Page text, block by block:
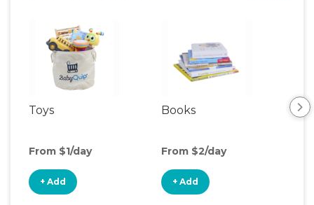
Toys
From $1/day
+ Add
Books
From $2/day
+ Add